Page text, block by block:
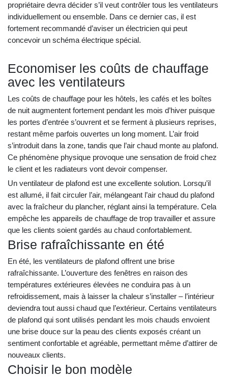
propriétaire devra décider s’il veut contrôler tous les ventilateurs
individuellement ou ensemble. Dans ce dernier cas, il est
fortement recommandé d’aviser un électricien qui peut
concevoir un schéma électrique spécial.
Economiser les coûts de chauffage
avec les ventilateurs
Les coûts de chauffage pour les hôtels, les cafés et les boîtes
de nuit augmentent fortement pendant les mois d’hiver puisque
les portes d’entrée s’ouvrent et se ferment à plusieurs reprises,
restant même parfois ouvertes un long moment. L’air froid
s’introduit dans la zone, tandis que l’air chaud monte au plafond.
Ce phénomène physique provoque une sensation de froid chez
le client et les radiateurs vont devoir compenser.
Un ventilateur de plafond est une excellente solution. Lorsqu’il
est allumé, il fait circuler l’air, mélangeant l’air chaud du plafond
avec la fraîcheur du plancher, réglant ainsi la température. Cela
empêche les appareils de chauffage de trop travailler et assure
que les clients soient gardés au chaud confortablement.
Brise rafraîchissante en été
En été, les ventilateurs de plafond offrent une brise
rafraîchissante. L’ouverture des fenêtres en raison des
températures extérieures élevées ne conduira pas à un
refroidissement, mais à laisser la chaleur s’installer – l’intérieur
deviendra tout aussi chaud que l’extérieur. Certains ventilateurs
de plafond qui sont utilisés pendant les mois chauds envoient
une brise douce sur la peau des clients exposés créant un
sentiment confortable et agréable, permettant même d’attirer de
nouveaux clients.
Choisir le bon modèle